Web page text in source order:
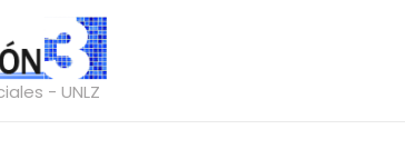
- UNLZ